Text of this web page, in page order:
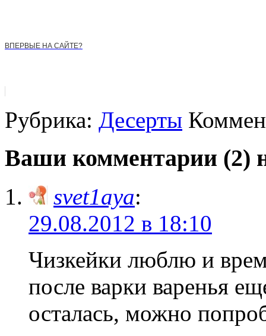
ВПЕРВЫЕ НА САЙТЕ?
Рубрика: Десерты
Ваши комментарии (2)
svet1aya:
29.08.2012 в 18:10
Чизкейки люблю и
после варки варенья
осталась, можно